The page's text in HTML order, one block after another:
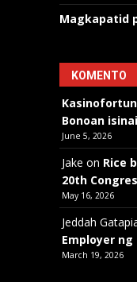
Magkapatid
KOMENTO
Bonoan
June 5, 2026
Jake on Rice
20th
May 16, 2026
Jeddah
Employer ng
March 19, 2026